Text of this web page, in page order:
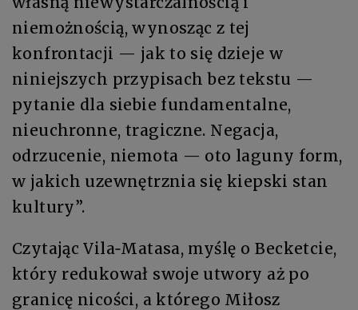
niemożnością, wynosząc z tej
konfrontacji — jak to się dzieje w
niniejszych przypisach bez tekstu —
pytanie dla siebie fundamentalne,
nieuchronne, tragiczne. Negacja,
odrzucenie, niemota — oto laguny form,
w jakich uzewnętrznia się kiepski stan
kultury”.
Czytając Vila‑Matasa, myślę o Becketcie,
który redukował swoje utwory aż po
granicę nicości, a którego Miłosz